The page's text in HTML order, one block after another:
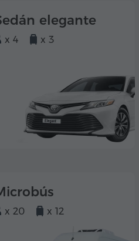
elegante
x 4 x 3
x 20 x 12